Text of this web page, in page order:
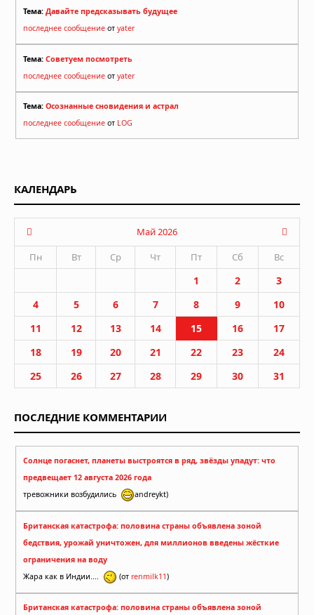
Тема: Давайте предсказывать будущее
последнее сообщение от yater
Тема: Советуем посмотреть
последнее сообщение от yater
Тема: Осознанные сновидения и астрал
последнее сообщение от LOG
КАЛЕНДАРЬ
Май 2026
Пн
Вт Ср Чт Пт Сб Вс
1 2
3
4
5 6 7 8 9
10
11
12 13 14 15 16
17
18
19 20 21 22 23
24
25
26 27 28 29 30 31
ПОСЛЕДНИЕ КОММЕНТАРИИ
Солнце погаснет, планеты выстроятся в ряд, звёзды упадут: что
предвещает 12 августа 2026 года
тревожники возбудились
andreykt)
Британская катастрофа: половина страны объявлена зоной
бедствия, урожай уничтожен, для миллионов введены жёсткие
ограничения на воду
Жара как в Индии....
(от renmilk11)
Британская катастрофа: половина страны объявлена зоной